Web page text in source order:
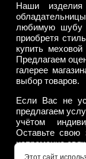
Наши изделия
любимую шубу
приобретя
купить
Предлагаем
галерее
выбор товаров.
Если Вас не
предлагаем
учётом
Оставьте свою
непременно
Этот сайт